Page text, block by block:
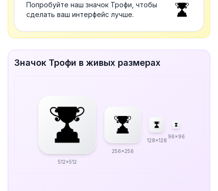
Попробуйте наш значок Трофи, чтобы
сделать ваш интерфейс лучше.
Значок Трофи в живых размерах
512x512
256x256
128x128
96x96